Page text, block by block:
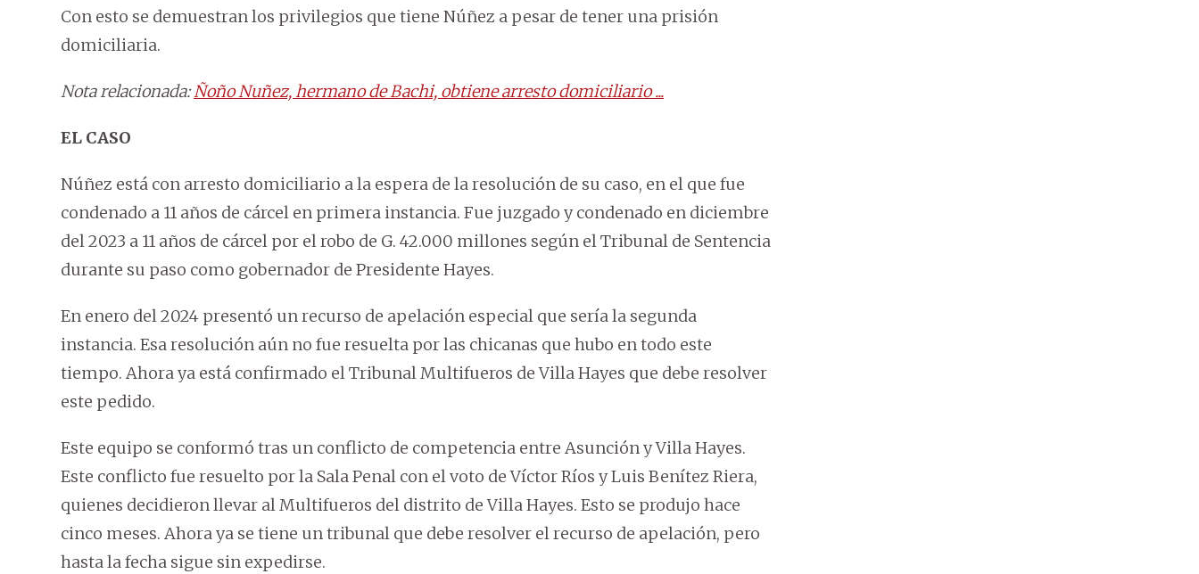
Con esto se demuestran los privilegios que tiene Núñez a pesar de tener una prisión
domiciliaria.
Nota relacionada:Ñoño Nuñez, hermano de Bachi, obtiene arresto domiciliario ...
EL CASO
Núñez está con arresto domiciliario a la espera de la resolución de su caso, en el que fue
condenado a 11 años de cárcel en primera instancia. Fue juzgado y condenado en diciembre
del 2023 a 11 años de cárcel por el robo de G. 42.000 millones según el Tribunal de Sentencia
durante su paso como gobernador de Presidente Hayes.
En enero del 2024 presentó un recurso de apelación especial que sería la segunda
instancia. Esa resolución aún no fue resuelta por las chicanas que hubo en todo este
tiempo. Ahora ya está confirmado el Tribunal Multifueros de Villa Hayes que debe resolver
este pedido.
Este equipo se conformó tras un conflicto de competencia entre Asunción y Villa Hayes.
Este conflicto fue resuelto por la Sala Penal con el voto de Víctor Ríos y Luis Benítez Riera,
quienes decidieron llevar al Multifueros del distrito de Villa Hayes. Esto se produjo hace
cinco meses. Ahora ya se tiene un tribunal que debe resolver el recurso de apelación, pero
hasta la fecha sigue sin expedirse.